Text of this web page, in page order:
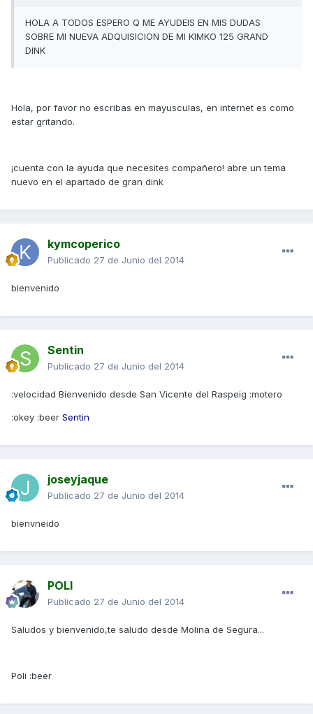
HOLA A TODOS ESPERO Q ME AYUDEIS EN MIS DUDAS
SOBRE MI NUEVA ADQUISICION DE MI KIMKO 125 GRAND
DINK
Hola, por favor no escribas en mayusculas, en internet es como
estar gritando.
¡cuenta con la ayuda que necesites compañero! abre un tema
nuevo en el apartado de gran dink
kymcoperico
Publicado 27 de Junio del 2014
bienvenido
Sentin
Publicado 27 de Junio del 2014
:velocidad Bienvenido desde San Vicente del Raspeig :motero
:okey :beer Sentin
joseyjaque
Publicado 27 de Junio del 2014
bienvneido
POLI
Publicado 27 de Junio del 2014
Saludos y bienvenido,te saludo desde Molina de Segura...
Poli :beer